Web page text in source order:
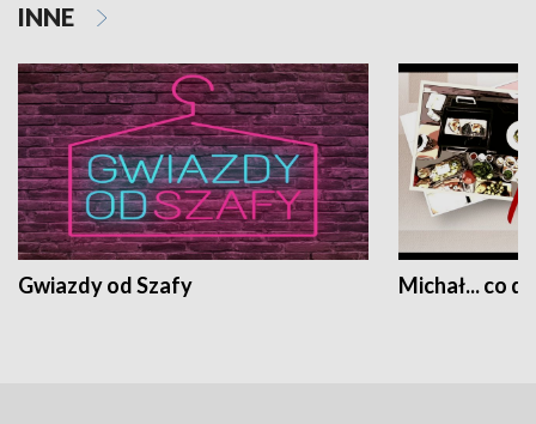
INNE
Gwiazdy od Szafy Michał... co